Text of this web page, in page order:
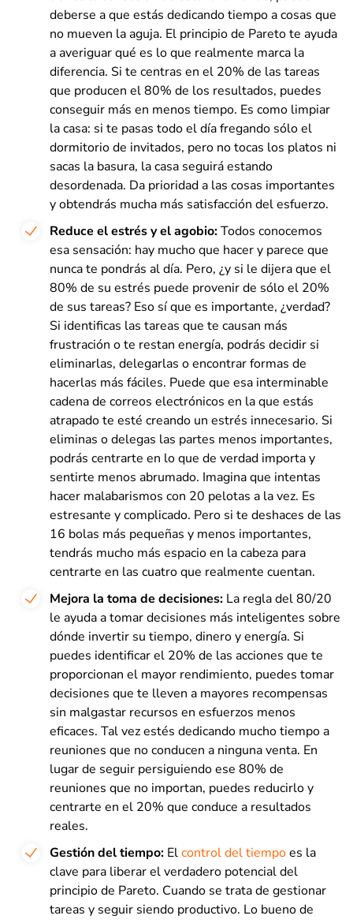
deberse a que estás dedicando tiempo a cosas que
no mueven la aguja. El principio de Pareto te ayuda
a averiguar qué es lo que realmente marca la
diferencia. Si te centras en el 20% de las tareas
que producen el 80% de los resultados, puedes
conseguir más en menos tiempo. Es como limpiar
la casa: si te pasas todo el día fregando sólo el
dormitorio de invitados, pero no tocas los platos ni
sacas la basura, la casa seguirá estando
desordenada. Da prioridad a las cosas importantes
y obtendrás mucha más satisfacción del esfuerzo.
Reduce el estrés y el agobio:Todos conocemos
esa sensación: hay mucho que hacer y parece que
nunca te pondrás al día. Pero, ¿y si le dijera que el
80% de su estrés puede provenir de sólo el 20%
de sus tareas? Eso sí que es importante, ¿verdad?
Si identificas las tareas que te causan más
frustración o te restan energía, podrás decidir si
eliminarlas, delegarlas o encontrar formas de
hacerlas más fáciles. Puede que esa interminable
cadena de correos electrónicos en la que estás
atrapado te esté creando un estrés innecesario. Si
eliminas o delegas las partes menos importantes,
podrás centrarte en lo que de verdad importa y
sentirte menos abrumado. Imagina que intentas
hacer malabarismos con 20 pelotas a la vez. Es
estresante y complicado. Pero si te deshaces de las
16 bolas más pequeñas y menos importantes,
tendrás mucho más espacio en la cabeza para
centrarte en las cuatro que realmente cuentan.
Mejora la toma de decisiones: La regla del 80/20
le ayuda a tomar decisiones más inteligentes sobre
dónde invertir su tiempo, dinero y energía. Si
puedes identificar el 20% de las acciones que te
proporcionan el mayor rendimiento, puedes tomar
decisiones que te lleven a mayores recompensas
sin malgastar recursos en esfuerzos menos
eficaces. Tal vez estés dedicando mucho tiempo a
reuniones que no conducen a ninguna venta. En
lugar de seguir persiguiendo ese 80% de
reuniones que no importan, puedes reducirlo y
centrarte en el 20% que conduce a resultados
reales.
Gestión del tiempo: Elcontrol del tiempoes la
clave para liberar el verdadero potencial del
principio de Pareto. Cuando se trata de gestionar
tareas y seguir siendo productivo. Lo bueno de